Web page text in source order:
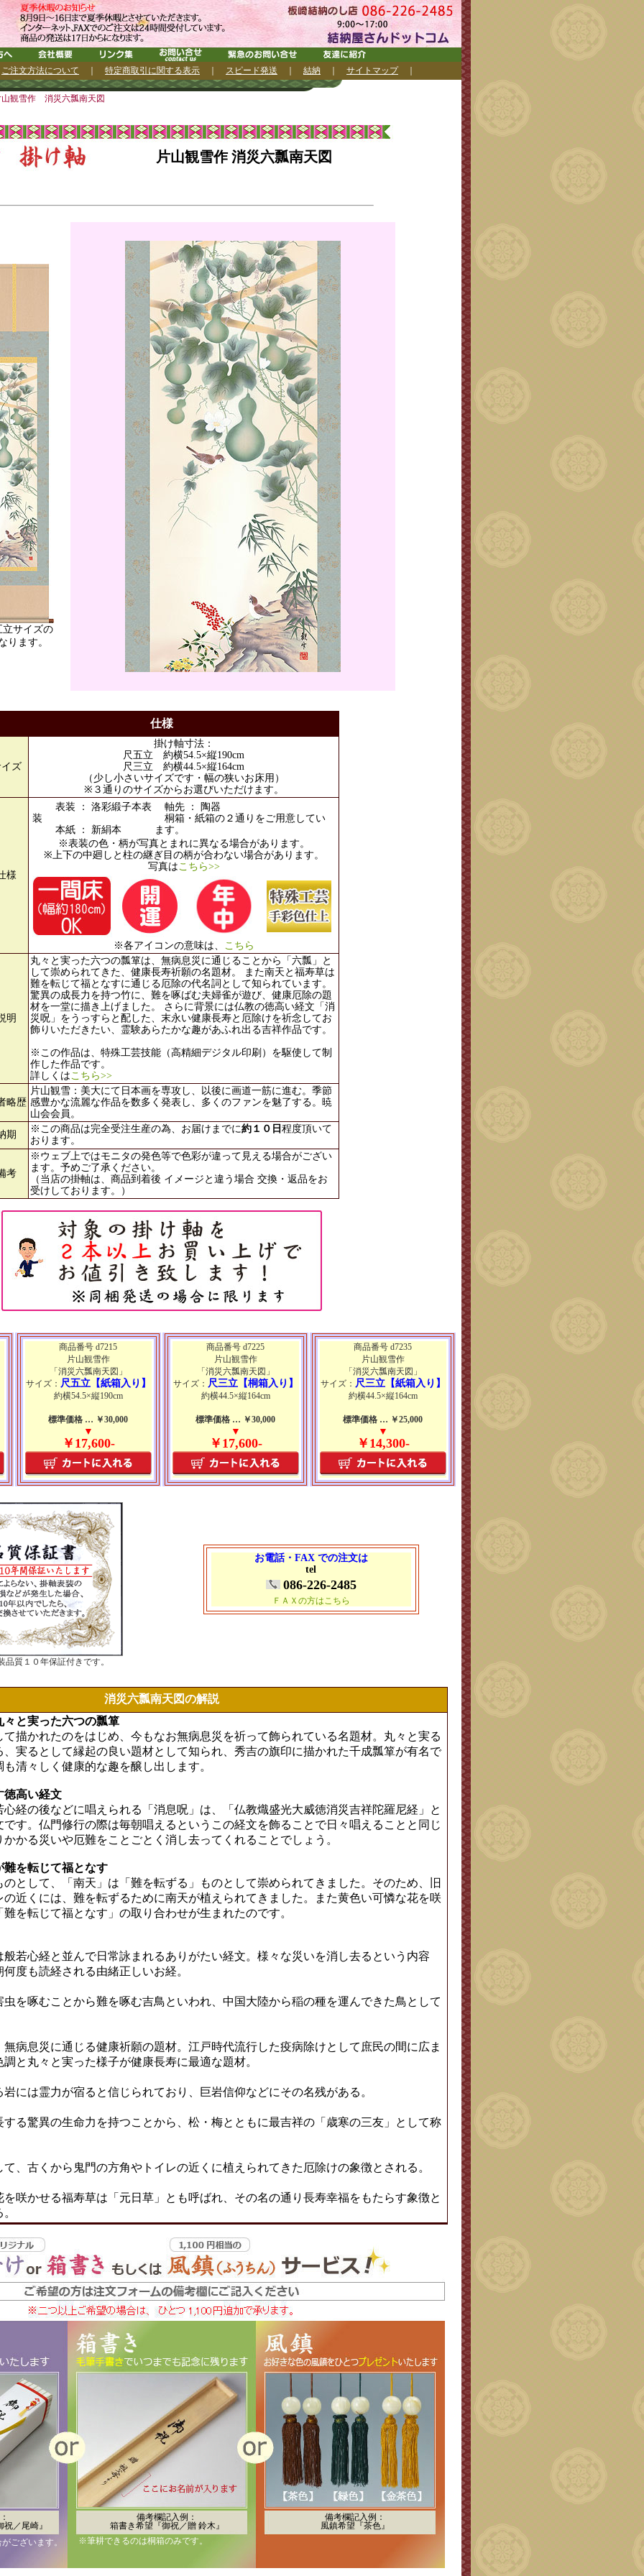
ご注文方法について 特定商取引に関する表示 スピード発送 結納 サイトマップ｜
山観雪作 消災六瓢南天図
片山観雪作 消災六瓢南天図
サイズの
ります。
仕様
ズ
掛け軸寸法：
尺五立 約横54.5×縦190cm
尺三立 約横44.5×縦164cm
（少し小さいサイズです・幅の狭いお床用）
※３通りのサイズからお選びいただけます。
様
表装 ： 洛彩緞子本表
装
本紙 ： 新絹本
軸先 ： 陶器
桐箱・紙箱の２通りをご用意してい
ます。
※表装の色・柄が写真とまれに異なる場合があります。
※上下の中廻しと柱の継ぎ目の柄が合わない場合があります。
写真はこちら>>
※各アイコンの意味は、 こちら
明
丸々と実った六つの瓢箪は、無病息災に通じることから「六瓢」と
して崇められてきた、健康長寿祈願の名題材。 また南天と福寿草は
難を転じて福となすに通じる厄除の代名詞として知られています。
驚異の成長力を持つ竹に、難を啄ばむ夫婦雀が遊び、健康厄除の題
材を一堂に描き上げました。 さらに背景には仏教の徳高い経文「消
災呪」をうっすらと配した、末永い健康長寿と厄除けを祈念してお
飾りいただきたい、霊験あらたかな趣があふれ出る吉祥作品です。
※この作品は、特殊工芸技能（高精細デジタル印刷）を駆使して制
作した作品です。
詳しくはこちら>>
略歴
片山観雪：美大にて日本画を専攻し、以後に画道一筋に進む。季節
感豊かな流麗な作品を数多く発表し、多くのファンを魅了する。暁
山会会員。
期
※この商品は完全受注生産の為、お届けまでに約１０日 程度頂いて
おります。
考
※ウェブ上ではモニタの発色等で色彩が違って見える場合がござい
ます。予めご了承ください。
（当店の掛軸は、商品到着後 イメージと違う場合 交換・返品をお
受けしております。）
商品番号 d7215
片山観雪作
「消災六瓢南天図」
サイズ： 尺五立【紙箱入り】
約横54.5×縦190cm
標準価格 … ￥30,000
▼
￥17,600-
商品番号 d7225
片山観雪作
「消災六瓢南天図」
サイズ： 尺三立【桐箱入り】
約横44.5×縦164cm
標準価格 … ￥30,000
▼
￥17,600-
商品番号 d7235
片山観雪作
「消災六瓢南天図」
サイズ： 尺三立【紙箱入り】
約横44.5×縦164cm
標準価格 … ￥25,000
▼
￥14,300-
質１０年保証付きです。
お電話・FAX での注文は
tel
086-226-2485
ＦＡＸの方はこちら
消災六瓢南天図の解説
と実った六つの瓢箪
描かれたのをはじめ、今もなお無病息災を祈って飾られている名題材。丸々と実る
実るとして縁起の良い題材として知られ、秀吉の旗印に描かれた千成瓢箪が有名で
清々しく健康的な趣を醸し出します。
徳高い経文
経の後などに唱えられる「消息呪」は、「仏教熾盛光大威徳消災吉祥陀羅尼経」と
す。仏門修行の際は毎朝唱えるというこの経文を飾ることで日々唱えることと同じ
かる災いや厄難をことごとく消し去ってくれることでしょう。
難を転じて福となす
として、「南天」は「難を転ずる」ものとして崇められてきました。そのため、旧
近くには、難を転ずるために南天が植えられてきました。また黄色い可憐な花を咲
を転じて福となす」の取り合わせが生まれたのです。
若心経と並んで日常詠まれるありがたい経文。様々な災いを消し去るという内容
度も読経される由緒正しいお経。
を啄むことから難を啄む吉鳥といわれ、中国大陸から稲の種を運んできた鳥として
病息災に通じる健康祈願の題材。江戸時代流行した疫病除けとして庶民の間に広ま
と丸々と実った様子が健康長寿に最適な題材。
には霊力が宿ると信じられており、巨岩信仰などにその名残がある。
る驚異の生命力を持つことから、松・梅とともに最吉祥の「歳寒の三友」として称
、古くから鬼門の方角やトイレの近くに植えられてきた厄除けの象徴とされる。
咲かせる福寿草は「元日草」とも呼ばれ、その名の通り長寿幸福をもたらす象徴と
／尾崎』
備考欄記入例：
箱書き希望『御祝／贈 鈴木』
備考欄記入例：
風鎮希望『茶色』
ございます。
※筆耕できるのは桐箱のみです。